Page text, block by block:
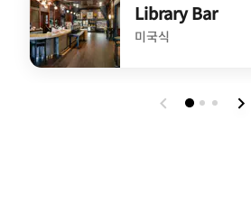
Library Bar
미국식
undefined Library Bar